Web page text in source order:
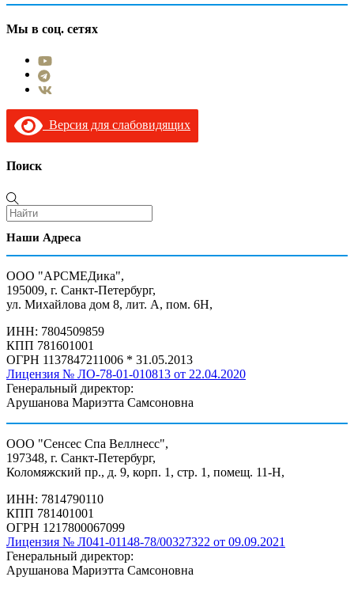
Мы в соц. сетях
Версия для слабовидящих
Поиск
Наши Адреса
ООО "АРСМЕДика",
195009, г. Санкт-Петербург,
ул. Михайлова дом 8, лит. А, пом. 6Н,
ИНН: 7804509859
КПП 781601001
ОГРН 1137847211006 * 31.05.2013
Лицензия № ЛО-78-01-010813 от 22.04.2020
Генеральный директор:
Арушанова Мариэтта Самсоновна
ООО "Сенсес Спа Веллнесс",
197348, г. Санкт-Петербург,
Коломяжский пр., д. 9, корп. 1, стр. 1, помещ. 11-Н,
ИНН: 7814790110
КПП 781401001
ОГРН 1217800067099
Лицензия № Л041-01148-78/00327322 от 09.09.2021
Генеральный директор:
Арушанова Мариэтта Самсоновна